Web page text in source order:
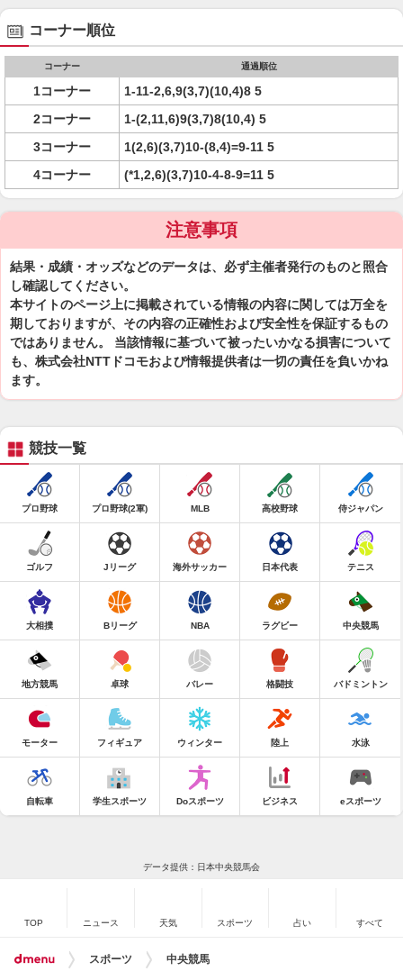
コーナー順位
コーナー 通過順位
1コーナー
1-11-2,6,9(3,7)(10,4)8 5
2コーナー
1-(2,11,6)9(3,7)8(10,4) 5
3コーナー
1(2,6)(3,7)10-(8,4)=9-11 5
4コーナー
(*1,2,6)(3,7)10-4-8-9=11 5
注意事項
結果・成績・オッズなどのデータは、必ず主催者発行のものと照合
し確認してください。
本サイトのページ上に掲載されている情報の内容に関しては万全を
期しておりますが、その内容の正確性および安全性を保証するもの
ではありません。 当該情報に基づいて被ったいかなる損害について
も、株式会社NTTドコモおよび情報提供者は一切の責任を負いかね
ます。
競技一覧
プロ野球 プロ野球(2軍) MLB 高校野球 侍ジャパン
ゴルフ Jリーグ 海外サッカー 日本代表 テニス
大相撲 Bリーグ NBA ラグビー 中央競馬
地方競馬 卓球 バレー 格闘技 バドミントン
モーター フィギュア ウィンター 陸上 水泳
自転車 学生スポーツ Doスポーツ ビジネス eスポーツ
データ提供：日本中央競馬会
TOP ニュース 天気 スポーツ 占い すべて
スポーツ 中央競馬